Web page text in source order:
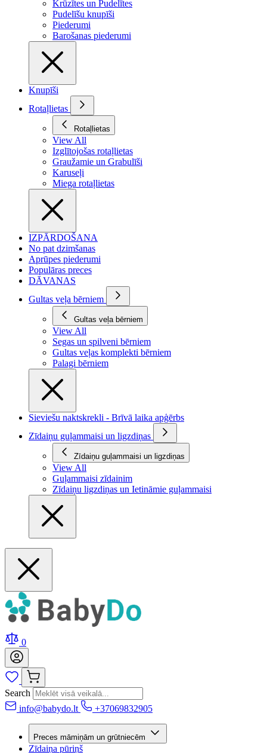
Krūzītes un Pudelītes
Pudelīšu knupīši
Piederumi
Barošanas piederumi
Knupīši
Rotaļlietas
Rotaļlietas
View All
Izglītojošas rotaļlietas
Graužamie un Grabulīši
Karuseļi
Miega rotaļlietas
IZPĀRDOŠANA
No pat dzimšanas
Aprūpes piederumi
Populāras preces
DĀVANAS
Gultas veļa bērniem
Gultas veļa bērniem
View All
Segas un spilveni bērniem
Gultas veļas komplekti bērniem
Palagi bērniem
Sieviešu naktskrekli - Brīvā laika apģērbs
Zīdaiņu guļammaisi un ligzdiņas
Zīdaiņu guļammaisi un ligzdiņas
View All
Guļammaisi zīdainim
Zīdaiņu ligzdiņas un Ietināmie guļammaisi
0
Search
info@babydo.lt
+37069832905
Preces māmiņām un grūtniecēm
Zīdaiņa pūriņš